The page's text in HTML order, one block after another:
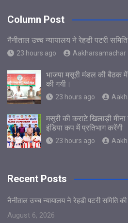
Column Post
नैनीताल उच्च न्यायालय ने रेहडी पटरी
23 hours ago Aakharsamachar
भाजपा मसूरी मंडल की बैठक में
की गयी।
23 hours ago
मसूरी की कराटे खिलाड़ी
इंडिया कप में प्रतिभाग करेंगी
23 hours ago
Recent Posts
नैनीताल उच्च न्यायालय ने रेहडी पटरी समिति
August 6, 2026